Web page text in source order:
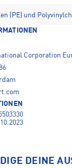
(PE) und
Corporation
DEINE